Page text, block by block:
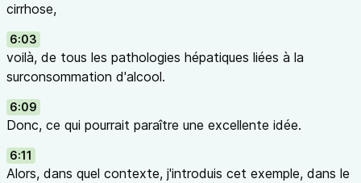
cirrhose,
6:03
voilà, de tous les pathologies hépatiques liées à la
surconsommation d'alcool.
6:09
Donc, ce qui pourrait paraître une excellente idée.
6:11
Alors, dans quel contexte, j'introduis cet exemple, dans le